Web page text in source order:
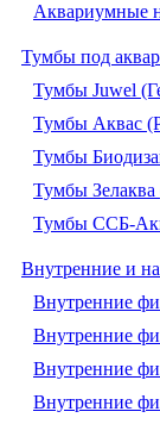
Аквариумные
Тумбы под
Тумбы Juwel
Тумбы Аквас
Тумбы
Тумбы Зелаква
Тумбы ССБ-
Внутренние и
Внутренние
Внутренние
Внутренние
Внутренние